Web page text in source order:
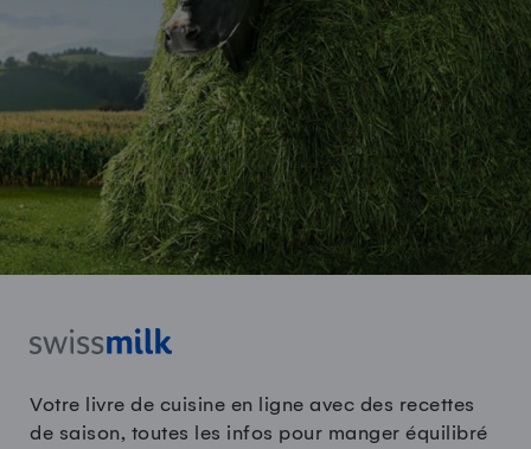
Votre livre de cuisine en ligne avec des recettes
de saison, toutes les infos pour manger équilibré